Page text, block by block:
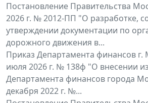
Постановление Правительства
2026 г. № 2012-ПП "О разработке,
утверждении документации по
дорожного движения в...
Приказ Департамента финансов г.
июля 2026 г. № 138ф "О внесении
Департамента финансов города
декабря 2022 г. №...